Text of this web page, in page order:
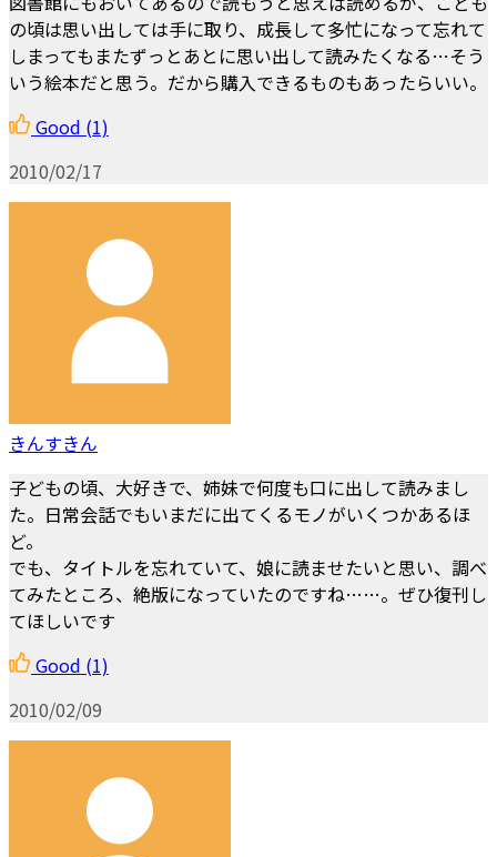
の頃は思い出しては手に取り、成長して多忙になって忘れて
しまってもまたずっとあとに思い出して読みたくなる…そう
いう絵本だと思う。だから購入できるものもあったらいい。
Good (1)
2010/02/17
きんすきん
子どもの頃、大好きで、姉妹で何度も口に出して読みまし
た。日常会話でもいまだに出てくるモノがいくつかあるほ
ど。
でも、タイトルを忘れていて、娘に読ませたいと思い、調べ
てみたところ、絶版になっていたのですね……。ぜひ復刊し
てほしいです
Good (1)
2010/02/09